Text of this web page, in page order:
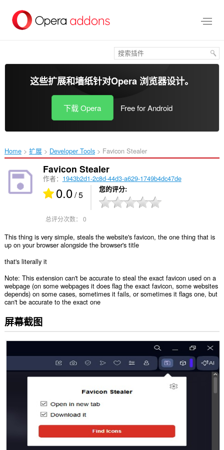
这些扩展和墙纸针对Opera 浏览器设计。
下载 Opera Free for Android
Home 扩展 Developer Tools Favicon Stealer‎
Favicon Stealer
作者： 1943b2d1-2c8d-44d3-a629-1749b4dc47de
0.0/ 5 您的评分
总评分次数： 0
This thing is very simple, steals the website's favicon, the one thing that is
up on your browser alongside the browser's title
that's literally it
Note: This extension can't be accurate to steal the exact favicon used on a
webpage (on some webpages it does flag the exact favicon, some websites
depends) on some cases, sometimes it fails, or sometimes it flags one, but
can't be accurate to the exact one
屏幕截图